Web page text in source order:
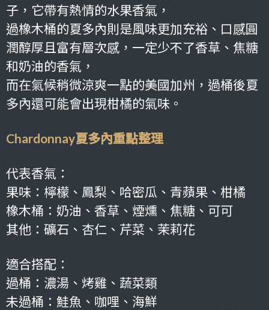
子，它帶有熱情的水果香氣，
過橡木桶的夏多內則是風味更加充裕、口感圓
潤醇厚且富有層次感，一定少不了香草、焦糖
和奶油的香氣，
而在氣候稍微涼爽一點的美國加州，過桶後夏
多內還可能會出現柑橘的氣味。
Chardonnay夏多內重點整理
代表香氣：
果味：檸檬、鳳梨、哈密瓜、青蘋果、柑橘
橡木桶：奶油、香草、煙燻、焦糖、可可
其他：礦石、杏仁、芹菜、茉莉花
適合搭配：
過桶：濃湯、烤雞、蔬菜類
未過桶：鮭魚、咖哩、海鮮